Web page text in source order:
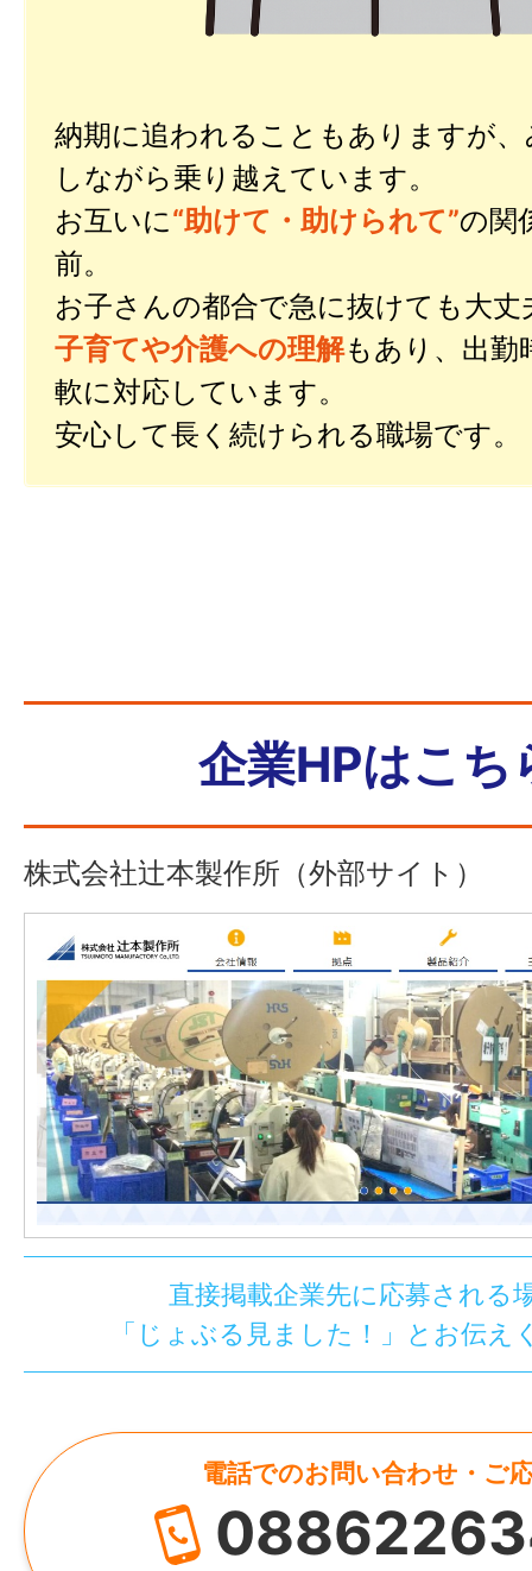
納期に追われることもありますが
しながら乗り越えています。
お互いに“助けて・助けられて”の関
前。
お子さんの都合で急に抜けても大丈
子育てや介護への理解もあり、出勤
軟に対応しています。
安心して長く続けられる職場です。
企業HPはこち
株式会社辻本製作所（外部サイト）
直接掲載企業先に応募される
「じょぶる見ました！」とお伝え
電話でのお問い合わせ・ご